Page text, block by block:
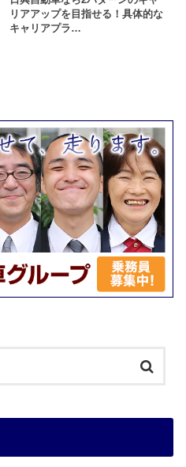
リアアップを目指せる！具体的な
キャリアプラ…